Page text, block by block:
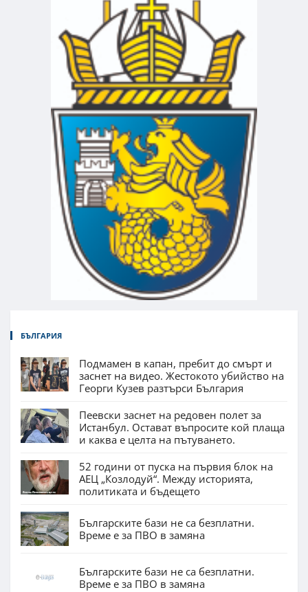
БЪЛГАРИЯ
Подмамен в капан, пребит до смърт и
заснет на видео. Жестокото убийство на
Георги Кузев разтърси България
Пеевски заснет на редовен полет за
Истанбул. Остават въпросите кой плаща
и каква е целта на пътуването.
52 години от пуска на първия блок на
АЕЦ „Козлодуй“. Между историята,
политиката и бъдещето
Българските бази не са безплатни.
Време е за ПВО в замяна
Българските бази не са безплатни.
Време е за ПВО в замяна